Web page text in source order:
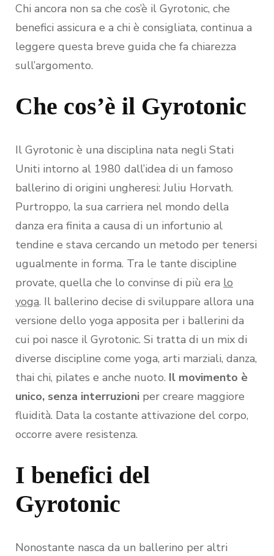
Chi ancora non sa che cos’è il Gyrotonic, che
benefici assicura e a chi è consigliata, continua a
leggere questa breve guida che fa chiarezza
sull’argomento.
Che cos’è il Gyrotonic
Il Gyrotonic è una disciplina nata negli Stati
Uniti intorno al 1980 dall’idea di un famoso
ballerino di origini ungheresi: Juliu Horvath.
Purtroppo, la sua carriera nel mondo della
danza era finita a causa di un infortunio al
tendine e stava cercando un metodo per tenersi
ugualmente in forma. Tra le tante discipline
provate, quella che lo convinse di più era lo
yoga. Il ballerino decise di sviluppare allora una
versione dello yoga apposita per i ballerini da
cui poi nasce il Gyrotonic. Si tratta di un mix di
diverse discipline come yoga, arti marziali, danza,
thai chi, pilates e anche nuoto. Il movimento è
unico, senza interruzioni per creare maggiore
fluidità. Data la costante attivazione del corpo,
occorre avere resistenza.
I benefici del
Gyrotonic
Nonostante nasca da un ballerino per altri